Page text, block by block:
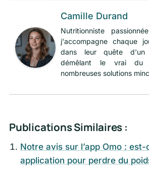
Camille Durand
Nutritionniste
j'accompagne chaque
dans leur quête
démêlant le vrai du
nombreuses solutions
Publications Similaires :
Notre avis sur l’app Omo :
application pour perdre du